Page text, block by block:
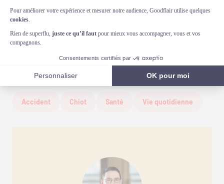
pour éviter toute complication sérieuse.
A lire aussi : Les vers de mon chien
peuvent-ils se transmettre à mes
Accident Chiot Santé Vie quotidienne